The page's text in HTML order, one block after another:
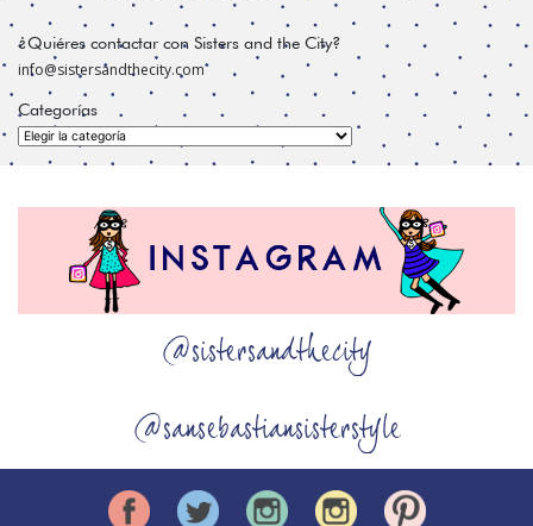
¿Quiéres contactar con Sisters and the City?
info@sistersandthecity.com
Categorías
Categorías
@sistersandthecity
@sansebastiansisterstyle